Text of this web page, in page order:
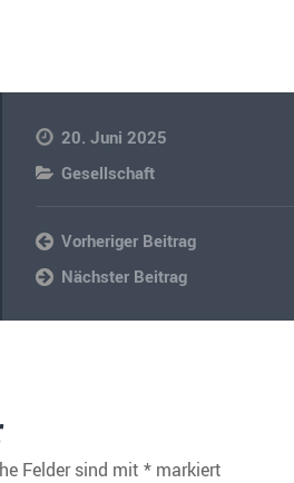
20. Juni 2025
Gesellschaft
Vorheriger Beitrag
Nächster Beitrag
Felder sind mit *markiert